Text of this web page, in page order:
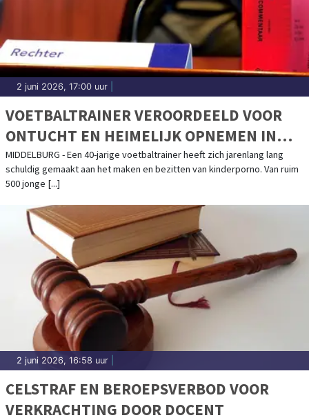
2 juni 2026, 17:00 uur
VOETBALTRAINER VEROORDEELD VOOR
ONTUCHT EN HEIMELIJK OPNEMEN IN
KLEEDKAMERS
MIDDELBURG - Een 40-jarige voetbaltrainer heeft zich jarenlang lang
schuldig gemaakt aan het maken en bezitten van kinderporno. Van ruim
500 jonge [...]
2 juni 2026, 16:58 uur
CELSTRAF EN BEROEPSVERBOD VOOR
VERKRACHTING DOOR DOCENT